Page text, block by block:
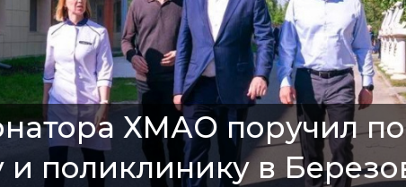
ХМАО поручил
и поликлинику в